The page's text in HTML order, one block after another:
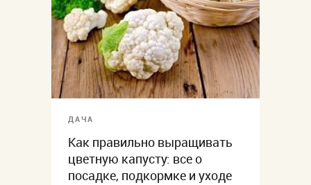
ДАЧА
Как правильно выращивать
цветную капусту: все о
посадке, подкормке и уходе